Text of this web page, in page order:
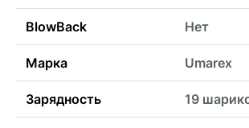
BlowBack Нет
Марка Umarex
Зарядность 19